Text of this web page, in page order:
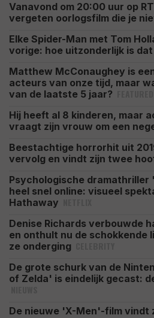
Vanavond om 20:00 uur op
vergeten oorlogsfilm die je
Elke Spider-Man met Tom
vorige: hoe uitzonderlijk is
Matthew McConaughey is
acteurs van onze tijd, maar
van de laatste 5 jaar?
Hij heeft al 8 kinderen, maar
vraagt zijn vrouw om een
Beestachtige horrorhit uit
vervolg en vindt zijn twee
Psychologische
heel snel online: visueel
Hathaway
Denise Richards verbouwde
en onthult nu de schokkende
ze onderging
De grote schurk van de
of Zelda' is eindelijk gecast:
De nieuwe 'X-Men'-film vindt